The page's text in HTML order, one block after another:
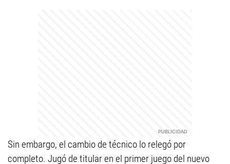
Sin embargo, el cambio de técnico lo relegó por
completo. Jugó de titular en el primer juego del nuevo